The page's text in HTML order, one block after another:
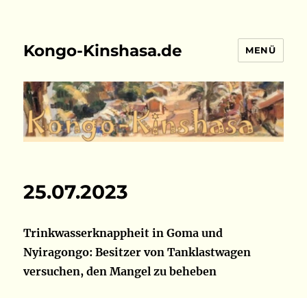
Kongo-Kinshasa.de MENÜ
25.07.2023
Trinkwasserknappheit in Goma und
Nyiragongo: Besitzer von Tanklastwagen
versuchen, den Mangel zu beheben